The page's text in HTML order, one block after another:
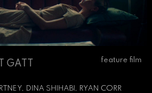
GATT feature film
DINA SHIHABI, RYAN CORR